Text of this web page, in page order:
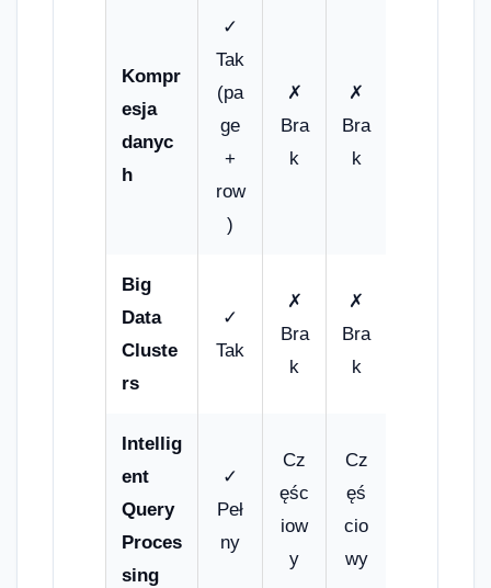
Kompr
esja
danyc
h
✓
Tak
(pa
ge
+
row
)
✗
Bra
k
✗
Bra
k
Big
Data
Cluste
rs
✓
Tak
✗
Bra
k
✗
Bra
k
Intellig
ent
Query
Proces
sing
✓
Peł
ny
Cz
ęśc
iow
y
Cz
ęś
cio
wy